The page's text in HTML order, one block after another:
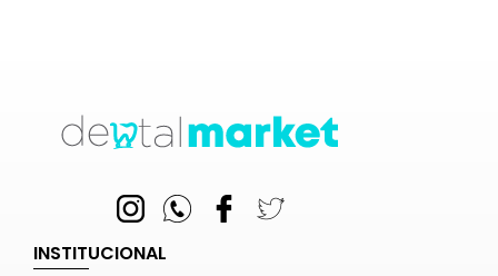
INSTITUCIONAL